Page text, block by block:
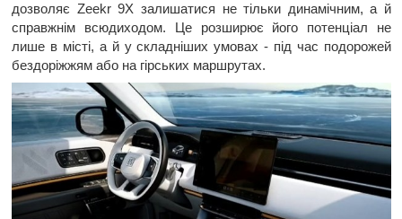
дозволяє Zeekr 9X залишатися не тільки динамічним, а й
справжнім всюдиходом. Це розширює його потенціал не
лише в місті, а й у складніших умовах - під час подорожей
бездоріжжям або на гірських маршрутах.